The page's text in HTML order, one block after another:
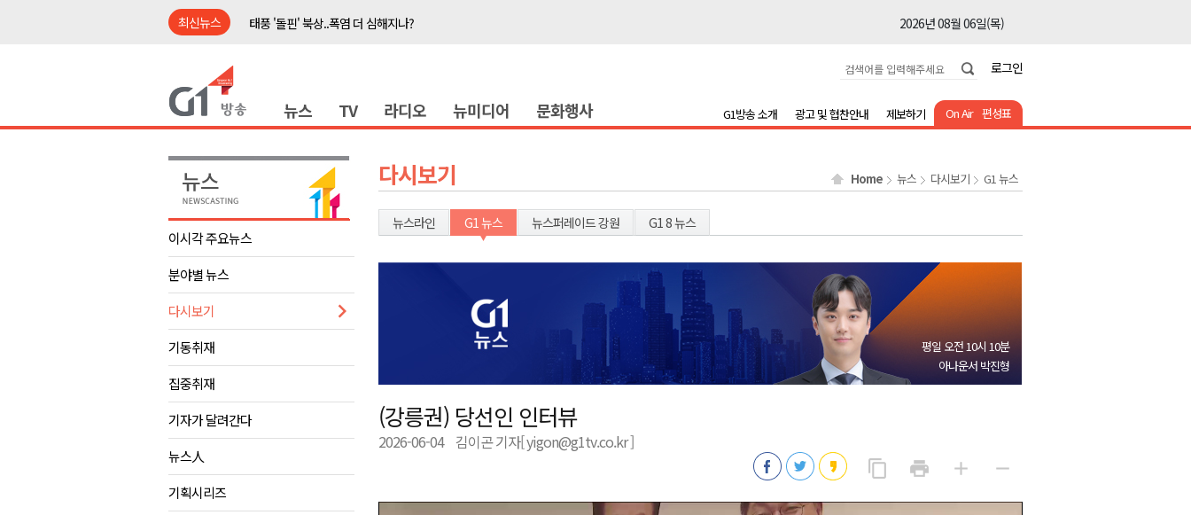
최신뉴스
태풍 '돌핀' 북상..폭염 더 심해지나?
2026년 08월 06일(목)
2026년 08월 06일(목)
제43회 홍천군민의 날 기념행사 개최
2026년 08월 06일(목)
<강원랜드> 관광객이 인구 3배..싱가포르 복합리조트
<강원랜드> 마카오 카지노 "복합리조트로 진화 중"
2026년 08월 06일(목)
민선9기 양양군 공약사업 추진 전략 보고회 개최
2026년 08월 06일(목)
태풍 '돌핀' 북상..폭염 더 심해지나?
2026년 08월 06일(목)
강릉시, 민선9기 21개 읍면동 타운홀 미팅 성료
2026년 08월 06일(목)
횡성군, 광복절 맞아 태극기 나눔 행사
2026년 08월 06일(목)
양구군, 원주환경청에 비점오염저감 사업 등 건의
<강원랜드> 관광객이 인구 3배..싱가포르 복합리조트
<강원랜드> 마카오 카지노 "복합리조트로 진화 중"
2026년 08월 06일(목)
민선9기 양양군 공약사업 추진 전략 보고회 개최
2026년 08월 06일(목)
로그인
뉴스 TV 라디오 뉴미디어 문화행사 On Air 편성표
G1방송 소개 광고 및 협찬안내 제보하기
이시각 주요뉴스
분야별 뉴스
다시보기
기동취재
집중취재
기자가 달려간다
뉴스人
기획시리즈
다시보기 Home 뉴스 다시보기 G1 뉴스
뉴스라인 G1 뉴스 뉴스퍼레이드 강원 G1 8 뉴스
평일 오전 10시 10분
아나운서 박진형
(강릉권) 당선인 인터뷰
2026-06-04 김이곤 기자[ yigon@g1tv.co.kr ]
content_copy
사
print add
게
remove
게